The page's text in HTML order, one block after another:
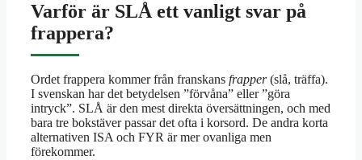
Varför är SLÅ ett vanligt svar på
frappera?
Ordet frappera kommer från franskans frapper(slå, träffa).
I svenskan har det betydelsen ”förvåna” eller ”göra
intryck”. SLÅ är den mest direkta översättningen, och med
bara tre bokstäver passar det ofta i korsord. De andra korta
alternativen ISA och FYR är mer ovanliga men
förekommer.